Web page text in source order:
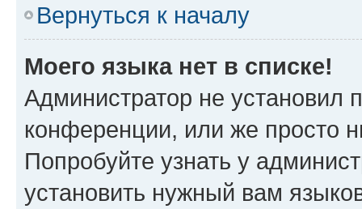
Вернуться к началу
Моего языка нет в списке!
Администратор не установил
конференции, или же просто
Попробуйте узнать у
установить нужный вам